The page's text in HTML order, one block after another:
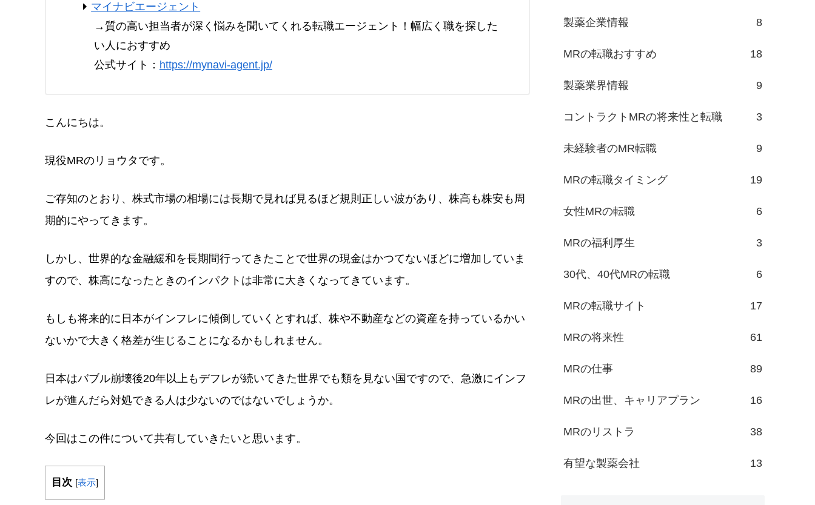
マイナビエージェント
→質の高い担当者が深く悩みを聞いてくれる転職エージェント！幅広く職を探した
い人におすすめ
公式サイト： https://mynavi-agent.jp/
こんにちは。
現役MRのリョウタです。
ご存知のとおり、株式市場の相場には長期で見れば見るほど規則正しい波があり、株高も株安も周
期的にやってきます。
しかし、世界的な金融緩和を長期間行ってきたことで世界の現金はかつてないほどに増加していま
すので、株高になったときのインパクトは非常に大きくなってきています。
もしも将来的に日本がインフレに傾倒していくとすれば、株や不動産などの資産を持っているかい
ないかで大きく格差が生じることになるかもしれません。
日本はバブル崩壊後20年以上もデフレが続いてきた世界でも類を見ない国ですので、急激にインフ
レが進んだら対処できる人は少ないのではないでしょうか。
今回はこの件について共有していきたいと思います。
目次 [表示]
製薬企業情報 8
MRの転職おすすめ 18
製薬業界情報 9
コントラクトMRの将来性と転職 3
未経験者のMR転職 9
MRの転職タイミング 19
女性MRの転職 6
MRの福利厚生 3
30代、40代MRの転職 6
MRの転職サイト 17
MRの将来性 61
MRの仕事 89
MRの出世、キャリアプラン 16
MRのリストラ 38
有望な製薬会社 13